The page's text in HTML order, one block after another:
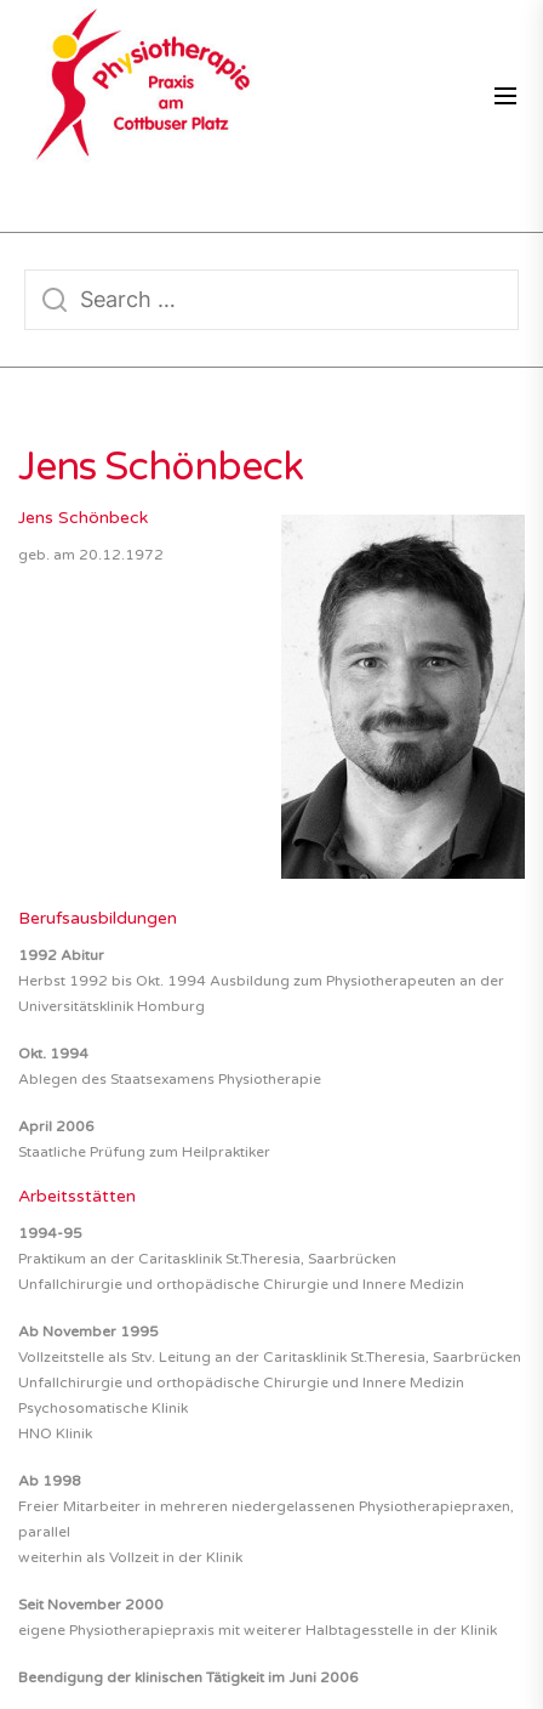
content
Jens Schönbeck
Jens Schönbeck
geb. am 20.12.1972
Berufsausbildungen
1992 Abitur
Herbst 1992 bis Okt. 1994 Ausbildung zum Physiotherapeuten an der
Universitätsklinik Homburg
Okt. 1994
Ablegen des Staatsexamens Physiotherapie
April 2006
Staatliche Prüfung zum Heilpraktiker
Arbeitsstätten
1994-95
Praktikum an der Caritasklinik St.Theresia, Saarbrücken
Unfallchirurgie und orthopädische Chirurgie und Innere Medizin
Ab November 1995
Vollzeitstelle als Stv. Leitung an der Caritasklinik St.Theresia, Saarbrücken
Unfallchirurgie und orthopädische Chirurgie und Innere Medizin
Psychosomatische Klinik
HNO Klinik
Ab 1998
Freier Mitarbeiter in mehreren niedergelassenen Physiotherapiepraxen,
parallel
weiterhin als Vollzeit in der Klinik
Seit November 2000
eigene Physiotherapiepraxis mit weiterer Halbtagesstelle in der Klinik
Beendigung der klinischen Tätigkeit im Juni 2006